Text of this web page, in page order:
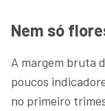
Nem só
A margem bruta
poucos
no primeiro